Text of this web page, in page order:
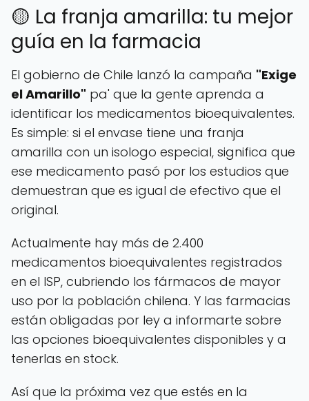
🟡 La franja amarilla: tu mejor
guía en la farmacia
El gobierno de Chile lanzó la campaña "Exige
el Amarillo" pa' que la gente aprenda a
identificar los medicamentos bioequivalentes.
Es simple: si el envase tiene una franja
amarilla con un isologo especial, significa que
ese medicamento pasó por los estudios que
demuestran que es igual de efectivo que el
original.
Actualmente hay más de 2.400
medicamentos bioequivalentes registrados
en el ISP, cubriendo los fármacos de mayor
uso por la población chilena. Y las farmacias
están obligadas por ley a informarte sobre
las opciones bioequivalentes disponibles y a
tenerlas en stock.
Así que la próxima vez que estés en la